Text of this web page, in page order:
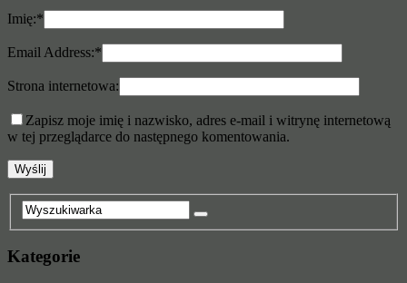
Imię:*
Email Address:*
Strona internetowa:
Zapisz moje imię i nazwisko, adres e-mail i witrynę internetową
w tej przeglądarce do następnego komentowania.
Kategorie